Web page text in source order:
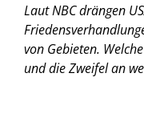
Laut NBC drängen
von Gebieten.
und die Zweifel an